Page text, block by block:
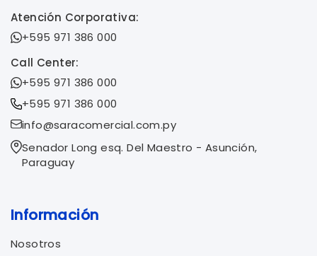
Atención Corporativa:
+595 971 386 000
Call Center:
+595 971 386 000
+595 971 386 000
info@saracomercial.com.py
Senador Long esq. Del Maestro - Asunción,
Paraguay
Información
Nosotros